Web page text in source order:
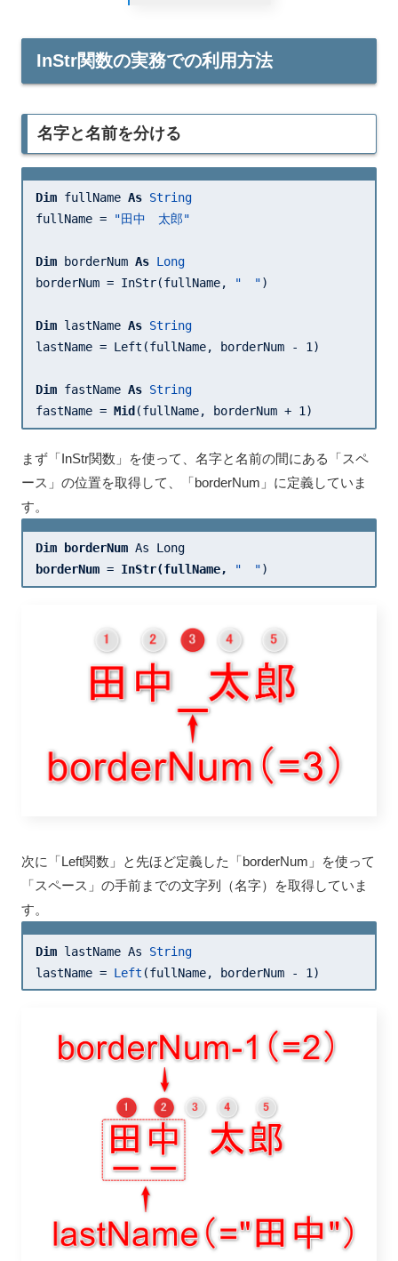
InStr関数の実務での利用方法
名字と名前を分ける
Dim fullName As String
fullName =
"田中　太郎"
Dim borderNum As Long
borderNum = InStr(fullName,
"　")
Dim lastName As String
lastName = Left(fullName, borderNum - 1 )
Dim fastName As String
fastName = Mid (fullName, borderNum + 1 )
まず「InStr関数」を使って、名字と名前の間にある「スペ
ース」の位置を取得して、「borderNum」に定義していま
す。
Dim borderNum
As Long
borderNum = InStr(fullName, "　")
次に「Left関数」と先ほど定義した「borderNum」を使って
「スペース」の手前までの文字列（名字）を取得していま
す。
Dim lastName As String
lastName = Left (fullName, borderNum - 1 )